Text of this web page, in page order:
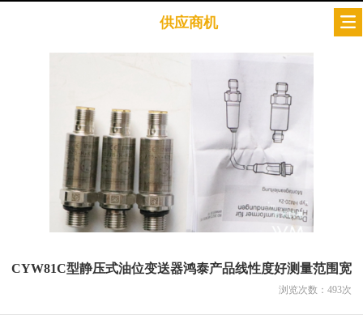
供应商机
CYW81C型静压式油位变送器鸿泰产品线性度好测量范围宽
浏览次数： 493次